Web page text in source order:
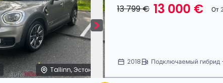
Tallinn, Эстония
13 799 € 13 000 € От
2018 Подключаемый гибрид